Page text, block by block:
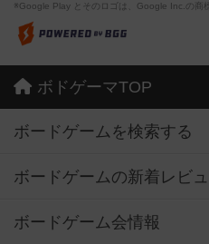
※Google Play とそのロゴは、Google Inc.の商
ボドゲーマTOP
ボードゲームを検索する
ボードゲームの新着レビ
ボードゲーム会情報